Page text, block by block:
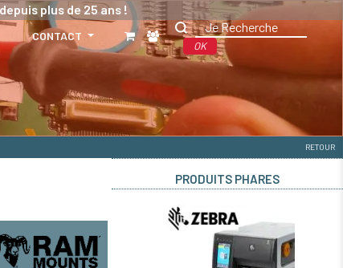
plus de 25 ans !
CONTACT
OK
RETOUR
PRODUITS PHARES